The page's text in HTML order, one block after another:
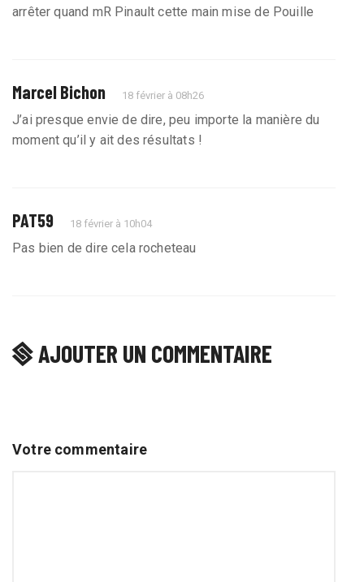
arrêter quand mR Pinault cette main mise de Pouille
Marcel Bichon 18 février à 08h26
J’ai presque envie de dire, peu importe la manière du
moment qu’il y ait des résultats !
PAT59 18 février à 10h04
Pas bien de dire cela rocheteau
AJOUTER UN COMMENTAIRE
Votre commentaire